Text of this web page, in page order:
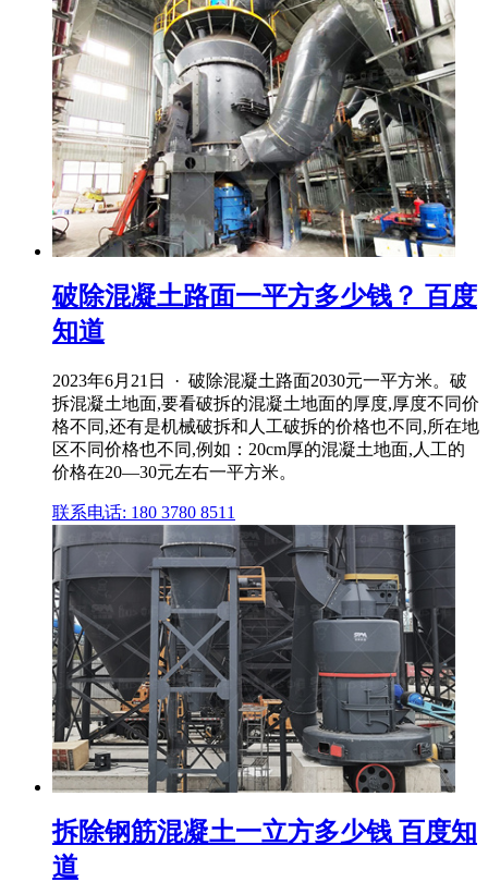
破除混凝土路面一平方多少钱？ 百度
知道
2023年6月21日 · 破除混凝土路面2030元一平方米。破
拆混凝土地面,要看破拆的混凝土地面的厚度,厚度不同价
格不同,还有是机械破拆和人工破拆的价格也不同,所在地
区不同价格也不同,例如：20cm厚的混凝土地面,人工的
价格在20—30元左右一平方米。
联系电话: 180 3780 8511
拆除钢筋混凝土一立方多少钱 百度知
道